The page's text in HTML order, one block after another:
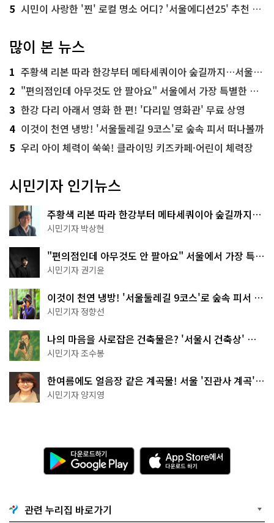
5 시민이 사랑한 '찐' 로컬 명소 어디? '서울에디션25' 추천 코스
많이 본 뉴스
1 주황색 리본 따라 한강부터 메타세쿼이아 숲길까지…서울둘레길 15코스
2 "편의점인데 아무것도 안 팔아요" 서울에서 가장 특별한 편의점의 정체
3 한강 다리 아래서 영화 한 편! '다리밑 영화관' 무료 상영
4 이것이 천연 냉방! '서울둘레길 9코스'로 숲속 피서 떠나볼까
5 우리 아이 체력이 쑥쑥! 클라이밍 키즈카페·어린이 체력장
시민기자 인기뉴스
주황색 리본 따라 한강부터 메타세쿼이아 숲길까지…
서울둘레길 15코스
시민기자 박상현
"편의점인데 아무것도 안 팔아요" 서울에서 가장 특별
한 편의점의 정체
시민기자 권기윤
이것이 천연 냉방! '서울둘레길 9코스'로 숲속 피서 떠
나볼까
시민기자 정향선
나의 마음을 사로잡은 건축물은? '서울시 건축상' 수
상작 공개!
시민기자 조수봉
한여름에도 얼음장 같은 계곡물! 서울 '진관사 계곡'이
천국이네~
시민기자 양지영
다
운
로
기
G
A
p
p
관련 누리집 바로가기